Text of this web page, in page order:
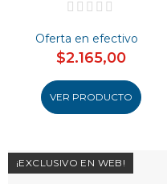
Oferta en efectivo
$2.165,00
VER PRODUCTO
¡EXCLUSIVO EN WEB!